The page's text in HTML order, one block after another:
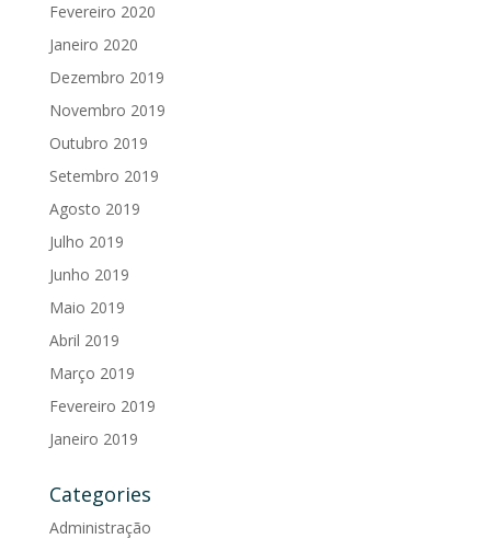
Fevereiro 2020
Janeiro 2020
Dezembro 2019
Novembro 2019
Outubro 2019
Setembro 2019
Agosto 2019
Julho 2019
Junho 2019
Maio 2019
Abril 2019
Março 2019
Fevereiro 2019
Janeiro 2019
Categories
Administração